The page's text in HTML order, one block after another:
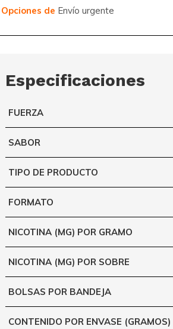
Opciones de Envío urgente
Especificaciones
FUERZA
SABOR
TIPO DE PRODUCTO
FORMATO
NICOTINA (MG) POR GRAMO
NICOTINA (MG) POR SOBRE
BOLSAS POR BANDEJA
CONTENIDO POR ENVASE (GRAMOS)